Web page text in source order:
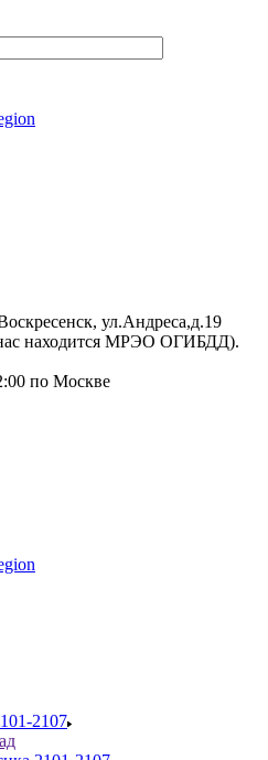
ул.Андреса,д.19
находится МРЭО ОГИБДД).
по Москве
2107